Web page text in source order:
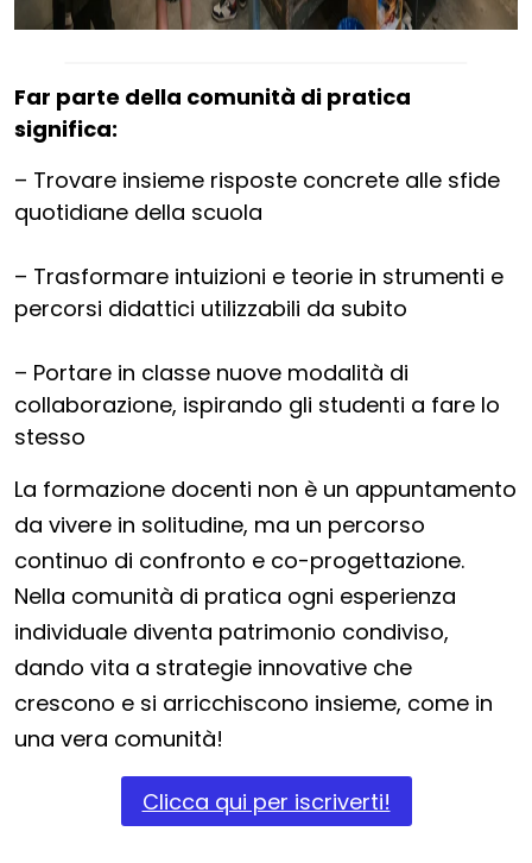
Far parte della comunità di pratica
significa:
– Trovare insieme risposte concrete alle sfide
quotidiane della scuola
– Trasformare intuizioni e teorie in strumenti e
percorsi didattici utilizzabili da subito
– Portare in classe nuove modalità di
collaborazione, ispirando gli studenti a fare lo
stesso
La formazione docenti non è un appuntamento
da vivere in solitudine, ma un percorso
continuo di confronto e co-progettazione.
Nella comunità di pratica ogni esperienza
individuale diventa patrimonio condiviso,
dando vita a strategie innovative che
crescono e si arricchiscono insieme, come in
una vera comunità!
Clicca qui per iscriverti!